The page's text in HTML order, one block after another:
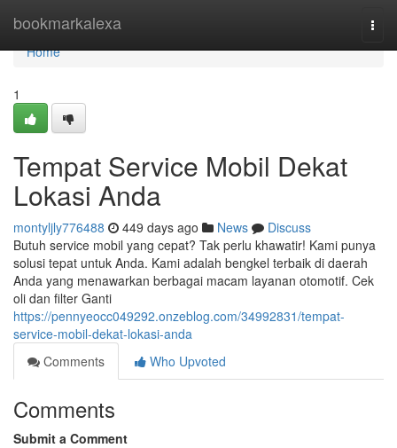
bookmarkalexa
Home
Home
1
Tempat Service Mobil Dekat
Lokasi Anda
montyljly776488 449 days ago News
Discuss
Butuh service mobil yang cepat? Tak perlu khawatir! Kami punya
solusi tepat untuk Anda. Kami adalah bengkel terbaik di daerah
Anda yang menawarkan berbagai macam layanan otomotif. Cek
oli dan filter Ganti
https://pennyeocc049292.onzeblog.com/34992831/tempat-
service-mobil-dekat-lokasi-anda
Comments
Who Upvoted
Comments
Submit a Comment